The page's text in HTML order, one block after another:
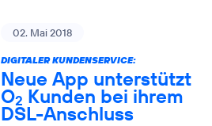
02. Mai 2018
DIGITALER KUNDENSERVICE:
Neue App unterstützt
O2 Kunden bei ihrem
DSL-Anschluss